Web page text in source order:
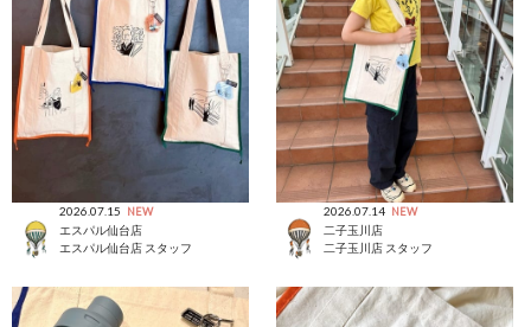
2026.07.15 NEW
エスパル仙台店
エスパル仙台店 スタッフ
2026.07.14 NEW
二子玉川店
二子玉川店 スタッフ